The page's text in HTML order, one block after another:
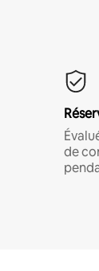
de